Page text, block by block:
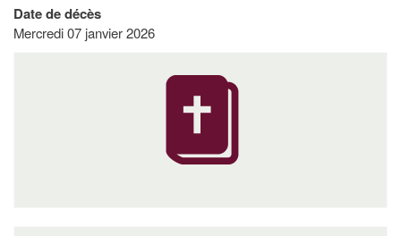
Date de décès
Mercredi 07 janvier 2026